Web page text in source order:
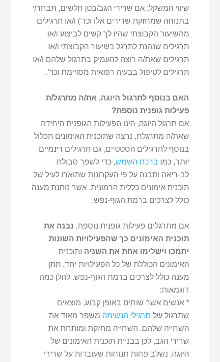
שיווי המשקל; אם שרירי הגב/בטן חלשים, תבחר/י
בתנוחה שמחזקת שרירים אלו וכד') ו/או תרגילים
מהשיעור הקבוצתי שהיו לך קשים לביצוע ו/או
תרגילים שנהנת לתרגל בשיעור הקבוצתי ו/או
תרגילים שאת/ה רוצה להעמיק בתרגול שלהם ו/או
תרגילים לטיפול בבעיה רפואית מסויימת וכד'.
האם בנוסף לתרגול היוגה, את/ה מתרגל/ת
פעילות גופנית נוספת?
אם תרגול היוגה, הינו הפעילות הגופנית היחידה
שאת/ה מתרגלת, נרצה שתוכנית האימונים תכלול
בנוסף לתרגילים הסטטיים, גם תרגילים דינמיים
יותר, כמו ברכת השמש, כדי לשפר סבולת
לב-ריאה ותבנה על פי העקרונות שתוארו לעיל של
תוכנית אימונים כללית הרמונית, אשר נותנת מענה
כולל לצרכים ברמת הגוף-נפש.
אם מתרגלים פעילות גופנית נוספת, נבנה את
תוכנית האימונים כך שהפעילויות השונות
יתמכו וישלימו אחת את השניה ותוכנית
האימונים הכוללת של כל הפעילויות יחד, תתן
מענה כולל לצרכים ברמת הגוף-נפש. להלן כמה
דוגמאות:
* אנשים אשר שוחים באופן קבוע, מוצאים
שתרגול של תרגילי הנשימה משפר מאוד את
השחייה שלהם. השחייה מחזקת ומותחת את
שרירי הגב, לכן בבניית תוכנית האימונים של
היוגה, נשלב פחות תנוחות שעובדות על שרירי